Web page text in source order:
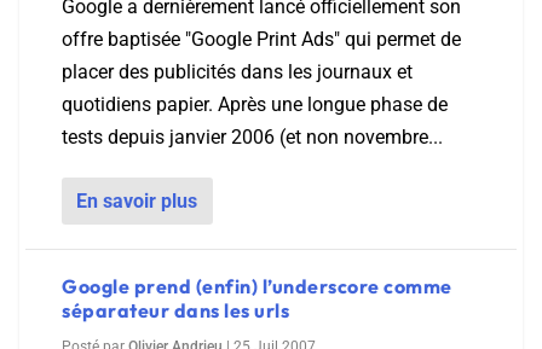
Google a dernièrement lancé officiellement son
offre baptisée "Google Print Ads" qui permet de
placer des publicités dans les journaux et
quotidiens papier. Après une longue phase de
tests depuis janvier 2006 (et non novembre...
En savoir plus
Google prend (enfin) l’underscore comme
séparateur dans les urls